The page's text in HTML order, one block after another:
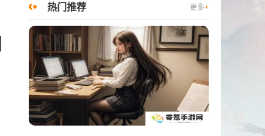
热门推荐 更多+